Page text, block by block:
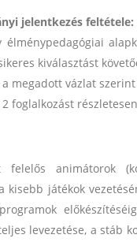
jelentkezés feltétele:
élménypedagógiai
kiválasztást
a megadott vázlat
2 foglalkozást
felelős animátorok
kisebb játékok
levezetése, a stáb